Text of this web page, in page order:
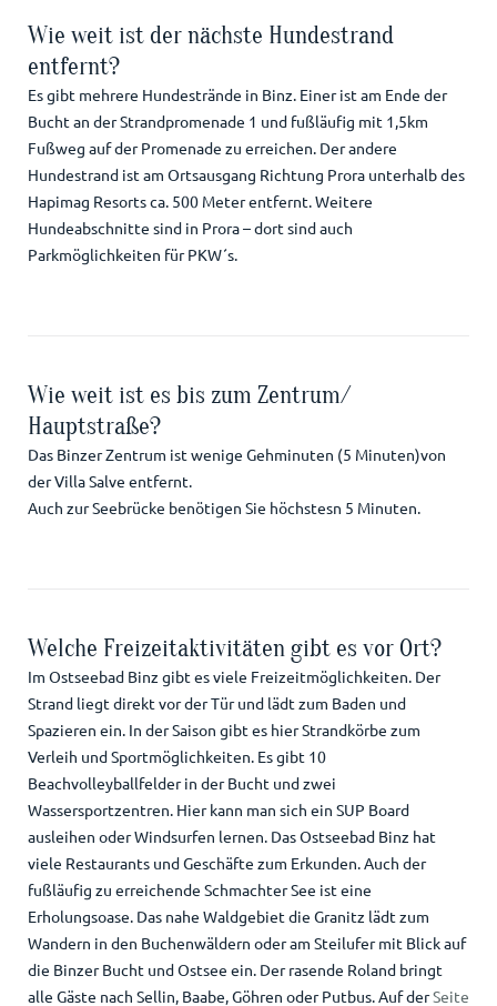
Wie weit ist der nächste Hundestrand
entfernt?
Es gibt mehrere Hundestrände in Binz. Einer ist am Ende der
Bucht an der Strandpromenade 1 und fußläufig mit 1,5km
Fußweg auf der Promenade zu erreichen. Der andere
Hundestrand ist am Ortsausgang Richtung Prora unterhalb des
Hapimag Resorts ca. 500 Meter entfernt. Weitere
Hundeabschnitte sind in Prora – dort sind auch
Parkmöglichkeiten für PKW´s.
Wie weit ist es bis zum Zentrum/
Hauptstraße?
Das Binzer Zentrum ist wenige Gehminuten (5 Minuten)von
der Villa Salve entfernt.
Auch zur Seebrücke benötigen Sie höchstesn 5 Minuten.
Welche Freizeitaktivitäten gibt es vor Ort?
Im Ostseebad Binz gibt es viele Freizeitmöglichkeiten. Der
Strand liegt direkt vor der Tür und lädt zum Baden und
Spazieren ein. In der Saison gibt es hier Strandkörbe zum
Verleih und Sportmöglichkeiten. Es gibt 10
Beachvolleyballfelder in der Bucht und zwei
Wassersportzentren. Hier kann man sich ein SUP Board
ausleihen oder Windsurfen lernen. Das Ostseebad Binz hat
viele Restaurants und Geschäfte zum Erkunden. Auch der
fußläufig zu erreichende Schmachter See ist eine
Erholungsoase. Das nahe Waldgebiet die Granitz lädt zum
Wandern in den Buchenwäldern oder am Steilufer mit Blick auf
die Binzer Bucht und Ostsee ein. Der rasende Roland bringt
alle Gäste nach Sellin, Baabe, Göhren oder Putbus. Auf derSeite